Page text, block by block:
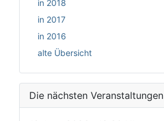
in 2018
in 2017
in 2016
alte Übersicht
Die nächsten Veranstaltungen